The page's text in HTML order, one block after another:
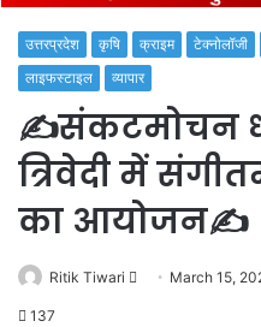
उत्तरप्रदेश कृषि क्राइम टेक्नोलॉजी
लाइफस्टाइल
व्यापार
✍️संकटमोचन
त्रिवेदी में
का आयोजन✍️
Ritik Tiwari
Send March 15,
137